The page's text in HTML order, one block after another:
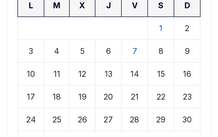
L M X J V S D
1 2
3 4 5 6 7 8 9
10 11 12 13 14 15 16
17 18 19 20 21 22 23
24 25 26 27 28 29 30